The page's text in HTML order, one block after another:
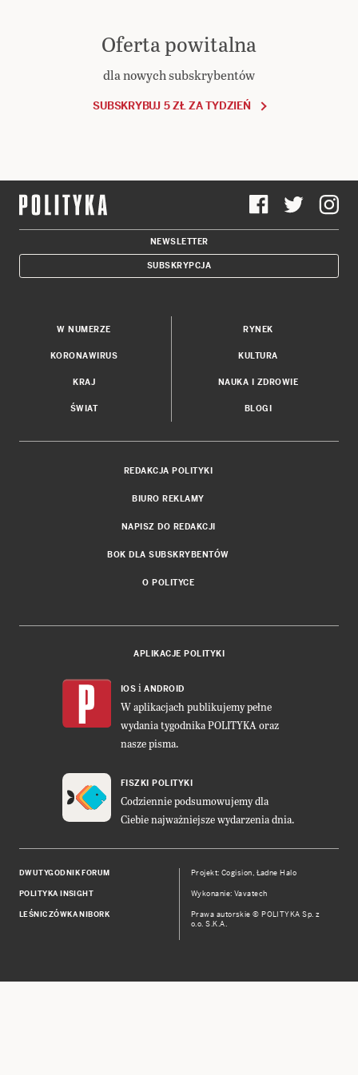
Oferta powitalna
dla nowych subskrybentów
SUBSKRYBUJ 5 ZŁ ZA TYDZIEŃ
NEWSLETTER
SUBSKRYPCJA
W NUMERZE
KORONAWIRUS
KRAJ
ŚWIAT
RYNEK
KULTURA
NAUKA I ZDROWIE
BLOGI
REDAKCJA POLITYKI
BIURO REKLAMY
NAPISZ DO REDAKCJI
BOK DLA SUBSKRYBENTÓW
O POLITYCE
APLIKACJE POLITYKI
IOS i ANDROID
W aplikacjach publikujemy pełne
wydania tygodnika POLITYKA oraz
nasze pisma.
FISZKI POLITYKI
Codziennie podsumowujemy dla
Ciebie najważniejsze wydarzenia dnia.
DWUTYGODNIK FORUM
POLITYKA INSIGHT
LEŚNICZÓWKA NIBORK
Projekt:Cogision, Ładne Halo
Wykonanie: Vavatech
Prawa autorskie © POLITYKA Sp. z
o.o. S.K.A.